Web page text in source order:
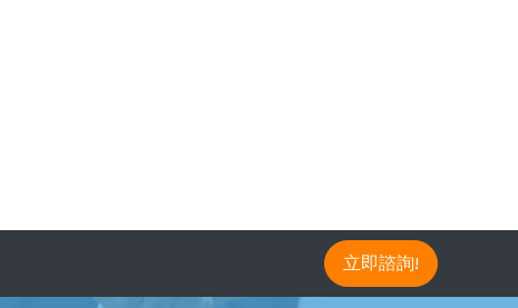
立即諮詢!